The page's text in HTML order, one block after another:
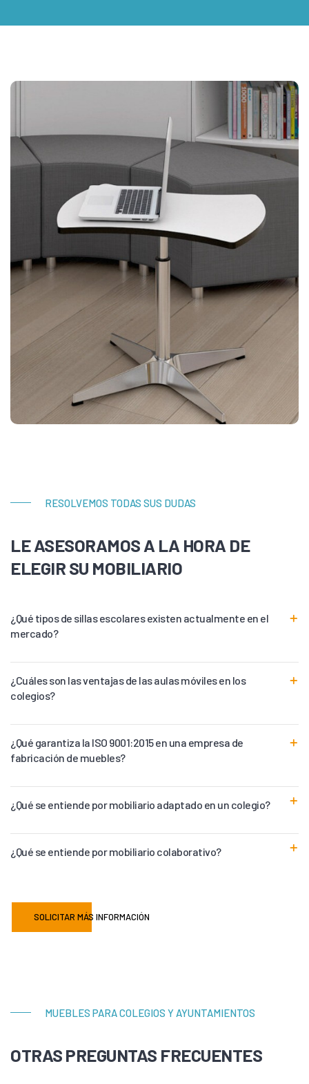
RESOLVEMOS TODAS SUS DUDAS
LE ASESORAMOS A LA HORA DE
ELEGIR SU MOBILIARIO
¿Qué tipos de sillas escolares existen actualmente en el
mercado?
¿Cuáles son las ventajas de las aulas móviles en los
colegios?
¿Qué garantiza la ISO 9001:2015 en una empresa de
fabricación de muebles?
¿Qué se entiende por mobiliario adaptado en un colegio?
¿Qué se entiende por mobiliario colaborativo?
SOLICITAR MÁS INFORMACIÓN
MUEBLES PARA COLEGIOS Y AYUNTAMIENTOS
OTRAS PREGUNTAS FRECUENTES